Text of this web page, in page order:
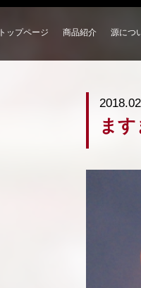
トップページ 商品紹介 源につ
ま